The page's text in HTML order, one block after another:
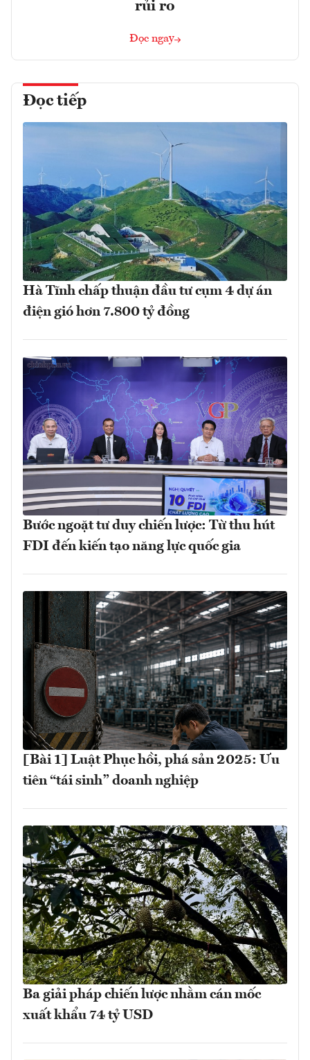
rủi ro
Đọc ngay
Đọc tiếp
Hà Tĩnh chấp thuận đầu tư cụm 4 dự án
điện gió hơn 7.800 tỷ đồng
Bước ngoặt tư duy chiến lược: Từ thu hút
FDI đến kiến tạo năng lực quốc gia
[Bài 1] Luật Phục hồi, phá sản 2025: Ưu
tiên “tái sinh” doanh nghiệp
Ba giải pháp chiến lược nhằm cán mốc
xuất khẩu 74 tỷ USD